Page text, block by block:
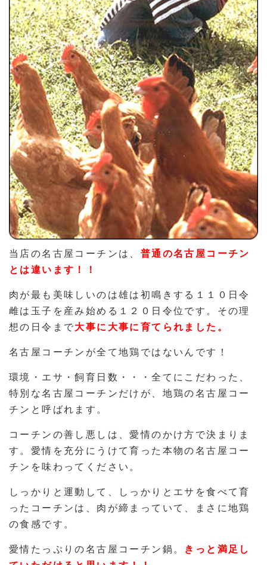
当店の名古屋コーチンは、 普通の名古屋コーチン
とは違います！！
肉が最も美味しいのは雄は初鳴きする１１０日令
雌は玉子を産み始める１２０日令位です。その理
想の日令まで大事に大事に育てられました。
名古屋コーチンが全て地鶏ではないんです！
環境・エサ・飼育日数・・・全てにこだわった、
特別な名古屋コーチンだけが、地鶏の名古屋コー
チンと呼ばれます。
コーチンの善し悪しは、愛情のかけ方で決まりま
す。愛情を充分にうけて育った本物の名古屋コー
チンを味わってください。
しっかりと運動して、しっかりとエサを食べて育
ったコーチンは、肉が締まっていて、まさに地鶏
の食感です。
愛情たっぷりの名古屋コーチン鍋。 きっと満足し